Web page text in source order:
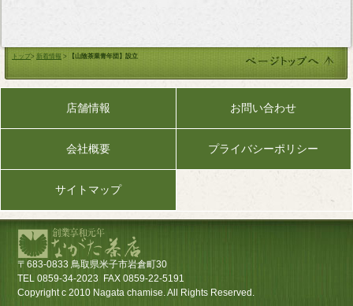
トップ> 新着情報 > 【山陰茶業青年団】設立
店舗情報 お問い合わせ
会社概要 プライバシーポリシー
サイトマップ
〒683-0833 鳥取県米子市岩倉町30
TEL 0859-34-2023 FAX 0859-22-5191
Copyright c 2010 Nagata chamise. All Rights Reserved.